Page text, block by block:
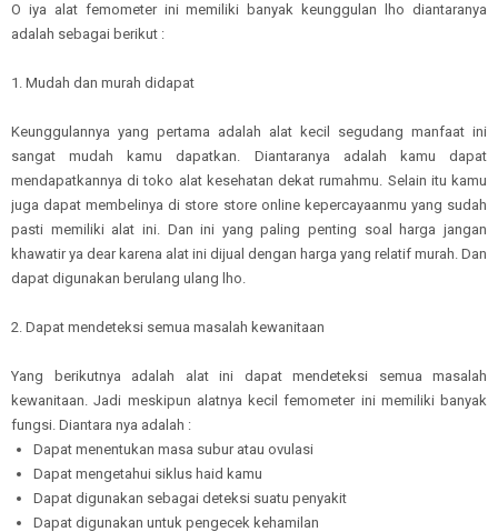
O iya alat femometer ini memiliki banyak keunggulan lho diantaranya
adalah sebagai berikut :
1. Mudah dan murah didapat
Keunggulannya yang pertama adalah alat kecil segudang manfaat ini
sangat mudah kamu dapatkan. Diantaranya adalah kamu dapat
mendapatkannya di toko alat kesehatan dekat rumahmu. Selain itu kamu
juga dapat membelinya di store store online kepercayaanmu yang sudah
pasti memiliki alat ini. Dan ini yang paling penting soal harga jangan
khawatir ya dear karena alat ini dijual dengan harga yang relatif murah. Dan
dapat digunakan berulang ulang lho.
2. Dapat mendeteksi semua masalah kewanitaan
Yang berikutnya adalah alat ini dapat mendeteksi semua masalah
kewanitaan. Jadi meskipun alatnya kecil femometer ini memiliki banyak
fungsi. Diantara nya adalah :
Dapat menentukan masa subur atau ovulasi
Dapat mengetahui siklus haid kamu
Dapat digunakan sebagai deteksi suatu penyakit
Dapat digunakan untuk pengecek kehamilan